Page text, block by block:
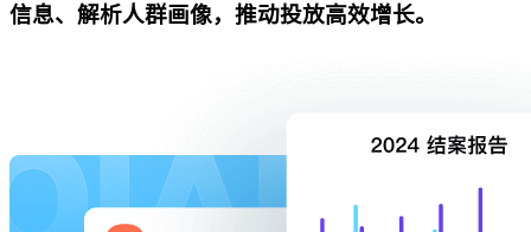
信息、解析人群画像，推动投放高效增长。